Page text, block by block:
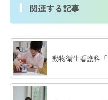
関連する記事
動物衛生看護科